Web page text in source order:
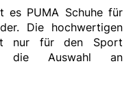
es PUMA Schuhe für
Die hochwertigen
nur für den Sport
die Auswahl an